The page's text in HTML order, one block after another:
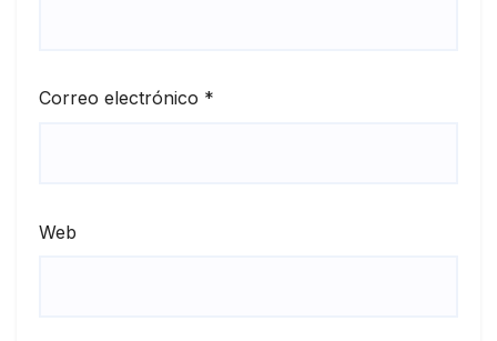
Correo electrónico *
Web